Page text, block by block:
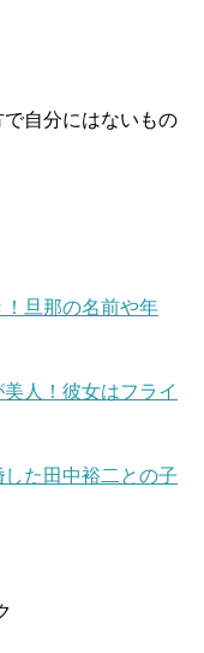
自分にはないもの
旦那の名前や年
人！彼女はフライ
た田中裕二との子